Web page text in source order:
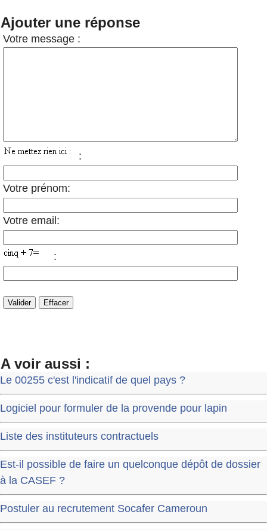
Ajouter une réponse
Votre message :
:
Votre prénom:
Votre email:
:
A voir aussi :
Le 00255 c'est l'indicatif de quel pays ?
Logiciel pour formuler de la provende pour lapin
Liste des instituteurs contractuels
Est-il possible de faire un quelconque dépôt de dossier
à la CASEF ?
Postuler au recrutement Socafer Cameroun